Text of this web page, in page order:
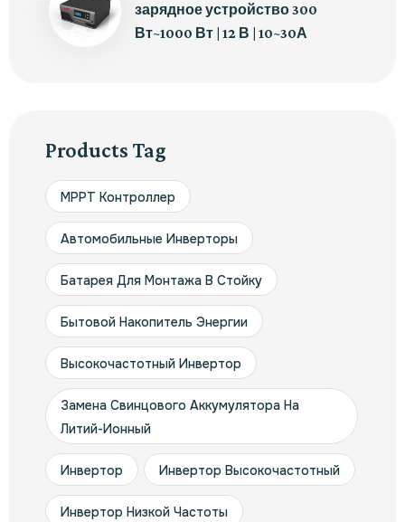
зарядное устройство 300
Вт~1000 Вт | 12 В | 10~30А
Products Tag
MPPT Контроллер
Автомобильные Инверторы
Батарея Для Монтажа В Стойку
Бытовой Накопитель Энергии
Высокочастотный Инвертор
Замена Свинцового Аккумулятора На
Литий-Ионный
Инвертор Инвертор Высокочастотный
Инвертор Низкой Частоты